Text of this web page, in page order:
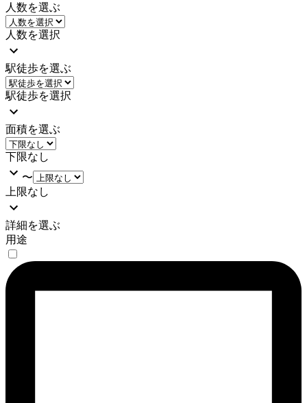
人数を選ぶ
人数を選択
駅徒歩を選ぶ
駅徒歩を選択
面積を選ぶ
下限なし
〜
上限なし
詳細を選ぶ
用途